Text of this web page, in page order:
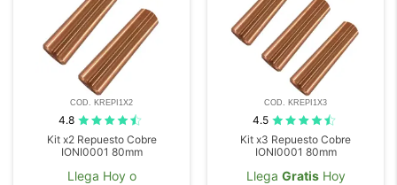
COD. KREPI1X2
4.8
Kit x2 Repuesto Cobre
IONI0001 80mm
Llega Hoy o
COD. KREPI1X3
4.5
Kit x3 Repuesto Cobre
IONI0001 80mm
Llega GratisHoy